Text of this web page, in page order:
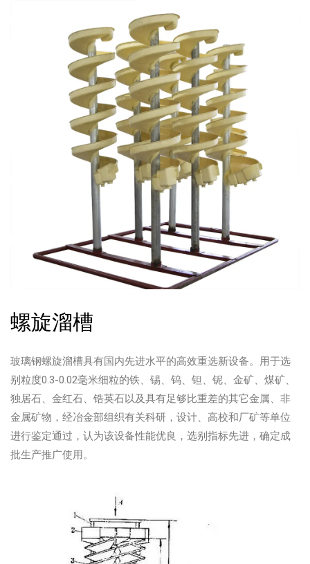
螺旋溜槽
玻璃钢螺旋溜槽具有国内先进水平的高效重选新设备。用于选
别粒度0.3-0.02毫米细粒的铁、锡、钨、钽、铌、金矿、煤矿、
独居石、金红石、锆英石以及具有足够比重差的其它金属、非
金属矿物，经冶金部组织有关科研，设计、高校和厂矿等单位
进行鉴定通过，认为该设备性能优良，选别指标先进，确定成
批生产推广使用。